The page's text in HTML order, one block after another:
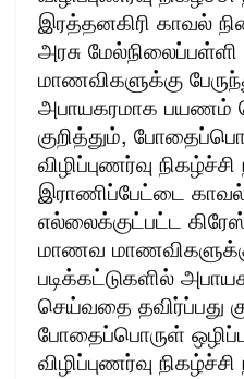
இரத்தனகிரி காவல்
அரசு
மாணவிகளுக்கு
அபாயகரமாக பயணம்
குறித்தும்,
விழிப்புணர்வு
இராணிப்பேட்டை
எல்லைக்குட்பட்ட
மாணவ மாணவிகளுக்கு
படிக்கட்டுகளில்
செய்வதை தவிர்ப்பது
போதைப்பொருள் ஒழிப்பு
விழிப்புணர்வு